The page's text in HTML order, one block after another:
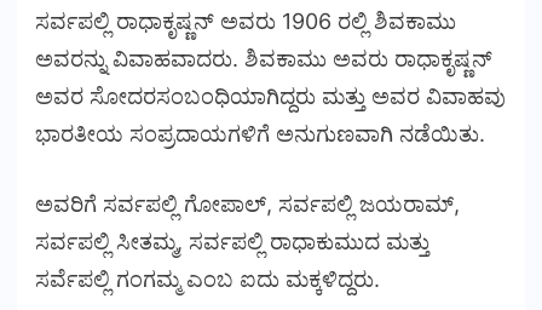
ಸರ್ವಪಲ್ಲಿ ರಾಧಾಕೃಷ್ಣನ್ ಅವರು 1906 ರಲ್ಲಿ ಶಿವಕಾಮು
ಅವರನ್ನು ವಿವಾಹವಾದರು. ಶಿವಕಾಮು ಅವರು ರಾಧಾಕೃಷ್ಣನ್
ಅವರ ಸೋದರಸಂಬಂಧಿಯಾಗಿದ್ದರು ಮತ್ತು ಅವರ ವಿವಾಹವು
ಭಾರತೀಯ ಸಂಪ್ರದಾಯಗಳಿಗೆ ಅನುಗುಣವಾಗಿ ನಡೆಯಿತು.
ಅವರಿಗೆ ಸರ್ವಪಲ್ಲಿ ಗೋಪಾಲ್, ಸರ್ವಪಲ್ಲಿ ಜಯರಾಮ್,
ಸರ್ವಪಲ್ಲಿ ಸೀತಮ್ಮ, ಸರ್ವಪಲ್ಲಿ ರಾಧಾಕುಮುದ ಮತ್ತು
ಸರ್ವೆಪಲ್ಲಿ ಗಂಗಮ್ಮ ಎಂಬ ಐದು ಮಕ್ಕಳಿದ್ದರು.